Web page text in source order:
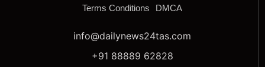
Terms Conditions
DMCA
info@dailynews24tas.com
+91 88889 62828